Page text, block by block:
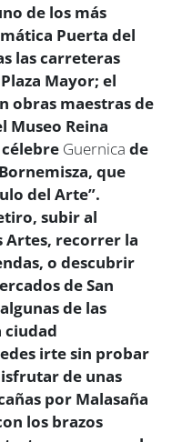
de los más
Puerta del
las carreteras
Mayor; el
obras maestras de
Museo Reina
Guernica de
que
del Arte”.
subir al
Artes, recorrer la
o descubrir
de San
de las
ciudad
irte sin probar
de unas
por Malasaña
los brazos